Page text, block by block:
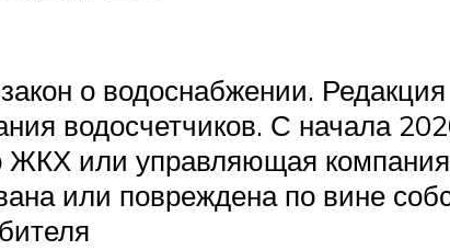
о водоснабжении.
водосчетчиков. С начала
ЖКХ или управляющая
или повреждена по вине